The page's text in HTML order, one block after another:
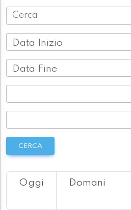
Data Inizio
Data Fine
CERCA
Oggi Domani